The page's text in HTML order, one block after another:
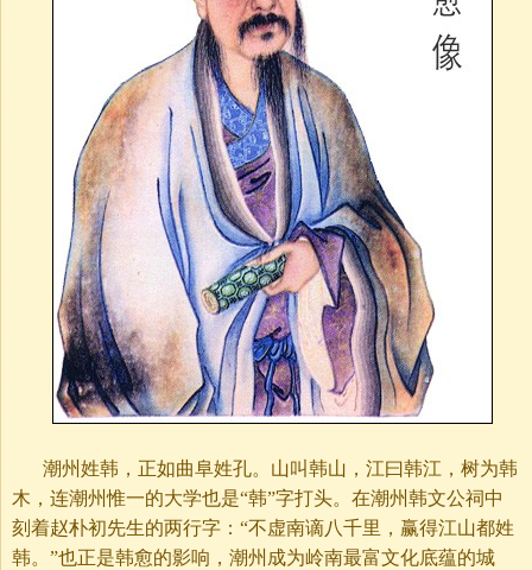
潮州姓韩，正如曲阜姓孔。山叫韩山，江曰韩江，树为韩
木，连潮州惟一的大学也是“韩”字打头。在潮州韩文公祠中
刻着赵朴初先生的两行字：“不虚南谪八千里，赢得江山都姓
韩。”也正是韩愈的影响，潮州成为岭南最富文化底蕴的城